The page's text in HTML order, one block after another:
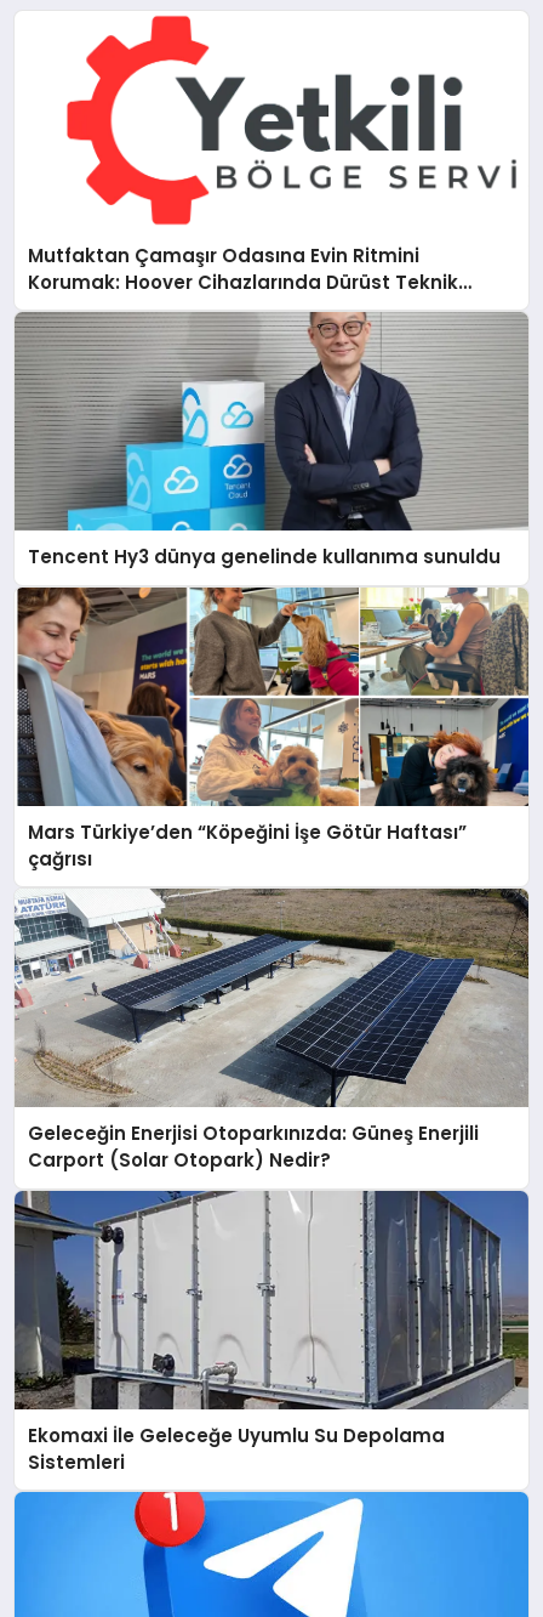
Mutfaktan Çamaşır Odasına Evin Ritmini
Korumak: Hoover Cihazlarında Dürüst Teknik
Destek Deneyimi
Tencent Hy3 dünya genelinde kullanıma sunuldu
Mars Türkiye’den “Köpeğini İşe Götür Haftası”
çağrısı
Geleceğin Enerjisi Otoparkınızda: Güneş Enerjili
Carport (Solar Otopark) Nedir?
Ekomaxi İle Geleceğe Uyumlu Su Depolama
Sistemleri